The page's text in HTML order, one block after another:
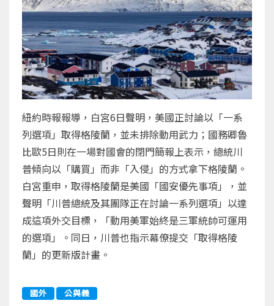
紐約時報報導，白宮6日聲明，美國正討論以「一系
列選項」取得格陵蘭，並未排除動用武力；國務卿魯
比歐5日則在一場對國會的閉門簡報上表示，總統川
普傾向以「購買」而非「入侵」的方式拿下格陵蘭。
白宮重申，取得格陵蘭是美國「國安優先事項」，並
聲明「川普總統及其團隊正在討論一系列選項」以達
成這項外交目標，「動用美軍始終是三軍統帥可運用
的選項」。同日，川普也指示幕僚提交「取得格陵
蘭」的更新版計畫。
國外 公與義